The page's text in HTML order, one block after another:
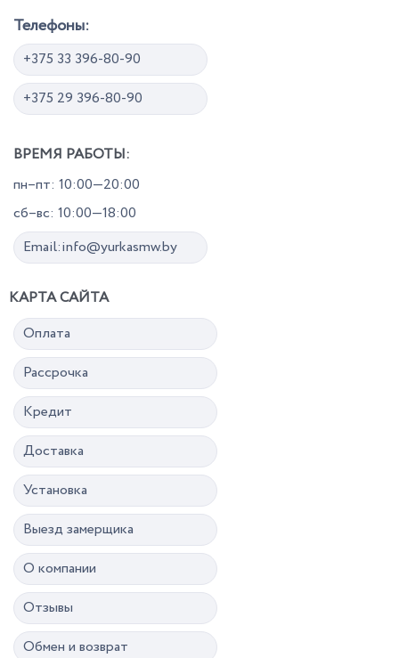
Телефоны:
+375 33 396-80-90
+375 29 396-80-90
ВРЕМЯ РАБОТЫ:
пн–пт: 10:00—20:00
сб–вс: 10:00—18:00
Email:info@yurkasmw.by
КАРТА САЙТА
Оплата
Рассрочка
Кредит
Доставка
Установка
Выезд замерщика
О компании
Отзывы
Обмен и возврат